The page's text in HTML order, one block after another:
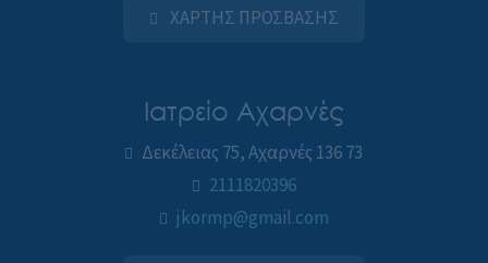
ΧΑΡΤΗΣ ΠΡΟΣΒΑΣΗΣ
Ιατρείο Αχαρνές
Δεκέλειας 75, Αχαρνές 136 73
2111820396
jkormp@gmail.com